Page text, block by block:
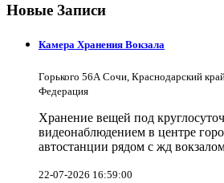
Новые Записи
Камера Хранения Вокзала
Горького 56А Сочи, Краснодарский
Федерация
Хранение вещей под
видеонаблюдением в центре
автостанции рядом с жд
22-07-2026 16:59:00